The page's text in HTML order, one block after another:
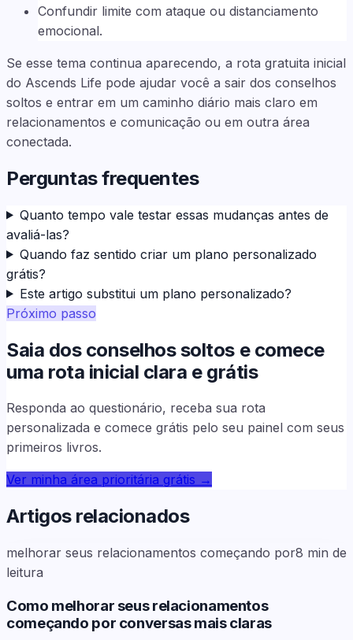
Confundir limite com ataque ou distanciamento
emocional.
Se esse tema continua aparecendo, a rota gratuita inicial
do Ascends Life pode ajudar você a sair dos conselhos
soltos e entrar em um caminho diário mais claro em
relacionamentos e comunicação ou em outra área
conectada.
Perguntas frequentes
Quanto tempo vale testar essas mudanças antes de
avaliá-las?
Quando faz sentido criar um plano personalizado
grátis?
Este artigo substitui um plano personalizado?
Próximo passo
Saia dos conselhos soltos e comece
uma rota inicial clara e grátis
Responda ao questionário, receba sua rota
personalizada e comece grátis pelo seu painel com seus
primeiros livros.
Ver minha área prioritária grátis →
Artigos relacionados
melhorar seus relacionamentos começando por8 min de
leitura
Como melhorar seus relacionamentos
começando por conversas mais claras